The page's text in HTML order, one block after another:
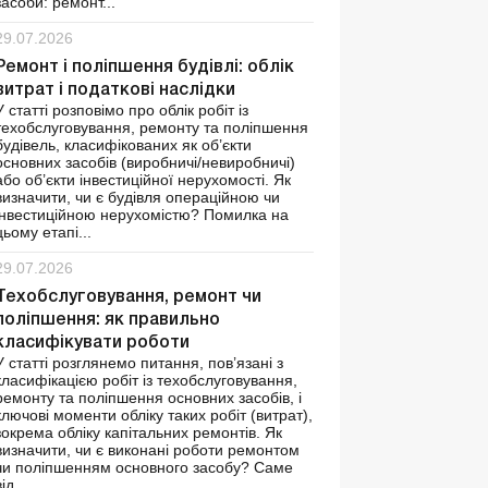
і поліпшення будівлі: облік
і податкові наслідки
статті розповімо про облік робіт із
ремонту та поліпшення
класифікованих як об’єкти
засобів (виробничі/невиробничі)
об’єкти інвестиційної нерухомості. Як
чи є будівля операційною чи
нерухомістю? Помилка на
етапі...
ремонт чи
як правильно
роботи
статті розглянемо питання, пов’язані з
робіт із техобслуговування,
та поліпшення основних засобів, і
моменти обліку таких робіт (витрат),
обліку капітальних ремонтів. Як
чи є виконані роботи ремонтом
поліпшенням основного засобу? Саме